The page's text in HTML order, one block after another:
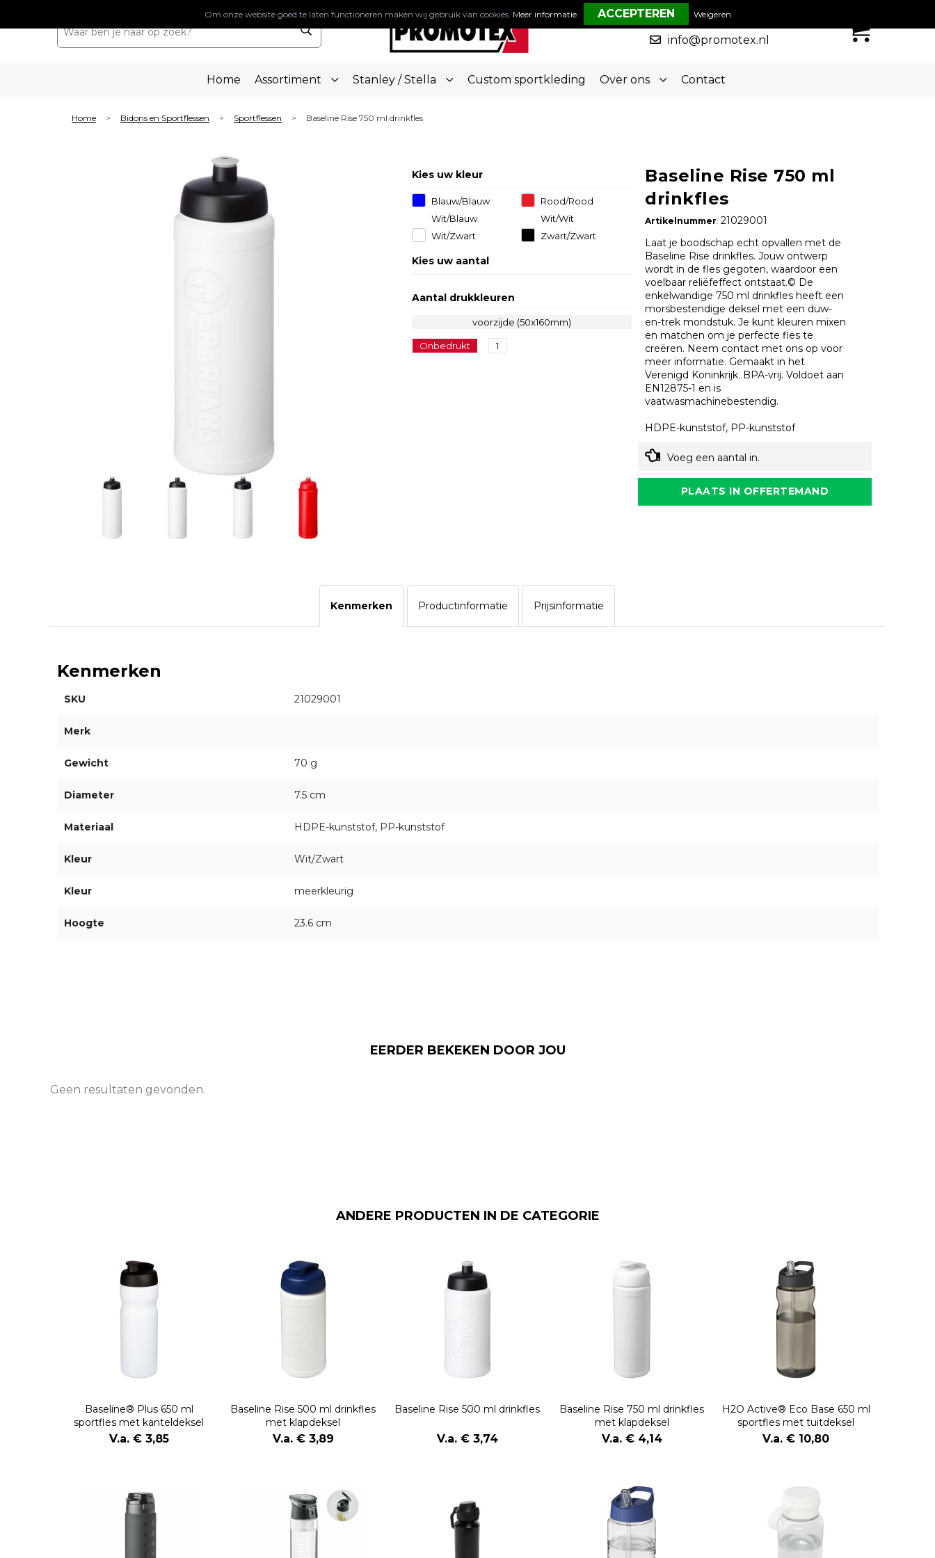
050-5773636
info@promotex.nl
Home Assortiment Stanley / Stella Custom sportkleding Over ons Contact
Home > Bidons en Sportflessen > Sportflessen > Baseline Rise 750 ml drinkfles
Kies uw kleur
Blauw/Blauw
Rood/Rood
Wit/Blauw
Wit/Wit
Wit/Zwart
Zwart/Zwart
Kies uw aantal
Aantal drukkleuren
voorzijde (50x160mm)
Onbedrukt 1
Baseline Rise 750 ml
drinkfles
Artikelnummer: 21029001
Laat je boodschap echt opvallen met de
Baseline Rise drinkfles. Jouw ontwerp
wordt in de fles gegoten, waardoor een
voelbaar reliëfeffect ontstaat.© De
enkelwandige 750 ml drinkfles heeft een
morsbestendige deksel met een duw-
en-trek mondstuk. Je kunt kleuren mixen
en matchen om je perfecte fles te
creëren. Neem contact met ons op voor
meer informatie. Gemaakt in het
Verenigd Koninkrijk. BPA-vrij. Voldoet aan
EN12875-1 en is
vaatwasmachinebestendig.
HDPE-kunststof, PP-kunststof
Voeg een aantal in.
PLAATS IN OFFERTEMAND
Kenmerken Productinformatie Prijsinformatie
Kenmerken
SKU 21029001
Merk
Gewicht 70 g
Diameter 7.5 cm
Materiaal HDPE-kunststof, PP-kunststof
Kleur Wit/Zwart
Kleur meerkleurig
Hoogte 23.6 cm
EERDER BEKEKEN DOOR JOU
Geen resultaten gevonden.
ANDERE PRODUCTEN IN DE CATEGORIE
Baseline® Plus 650 ml
sportfles met kanteldeksel
V.a. € 3,85
Baseline Rise 500 ml drinkfles
met klapdeksel
V.a. € 3,89
Baseline Rise 500 ml drinkfles
V.a. € 3,74
Baseline Rise 750 ml drinkfles
met klapdeksel
V.a. € 4,14
H2O Active® Eco Base 650 ml
sportfles met tuitdeksel
V.a. € 10,80
Om onze website goed te laten functioneren maken wij gebruik van cookies. Meer informatie. Weigeren